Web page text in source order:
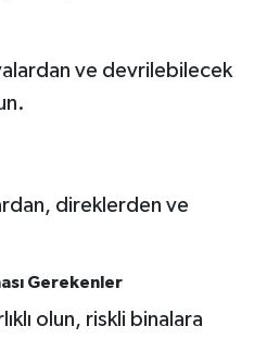
ve devrilebilecek
direklerden ve
Gerekenler
olun, riskli binalara